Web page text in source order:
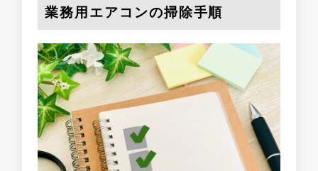
業務用エアコンの掃除手順